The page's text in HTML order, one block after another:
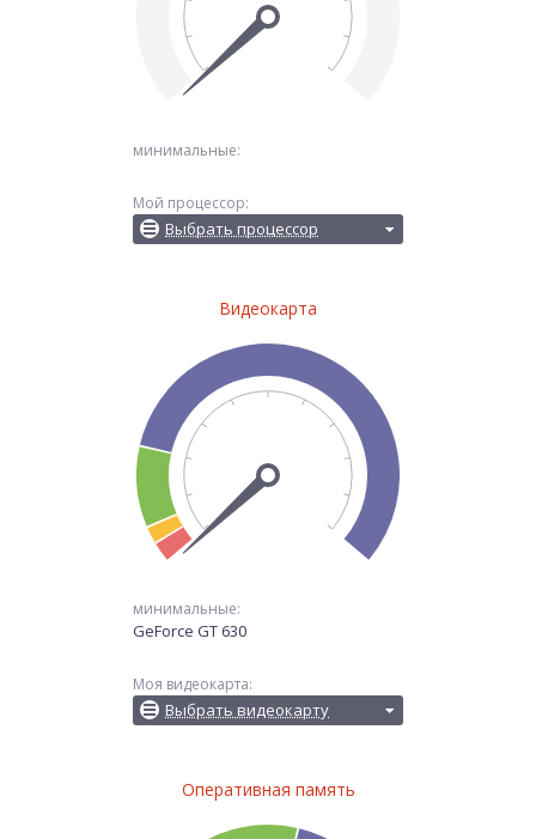
минимальные:
Мой процессор:
Выбрать процессор
Видеокарта
минимальные:
GeForce GT 630
Моя видеокарта:
Выбрать видеокарту
Оперативная память